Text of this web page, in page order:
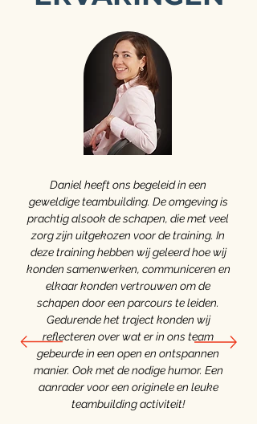
Daniel heeft ons begeleid in een
geweldige teambuilding. De omgeving is
prachtig alsook de schapen, die met veel
zorg zijn uitgekozen voor de training. In
deze training hebben wij geleerd hoe wij
konden samenwerken, communiceren en
elkaar konden vertrouwen om de
schapen door een parcours te leiden.
Gedurende het traject konden wij
reflecteren over wat er in ons team
gebeurde in een open en ontspannen
manier. Ook met de nodige humor. Een
aanrader voor een originele en leuke
teambuilding activiteit!